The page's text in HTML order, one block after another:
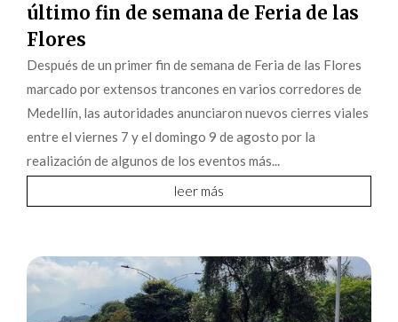
último fin de semana de Feria de las
Flores
Después de un primer fin de semana de Feria de las Flores
marcado por extensos trancones en varios corredores de
Medellín, las autoridades anunciaron nuevos cierres viales
entre el viernes 7 y el domingo 9 de agosto por la
realización de algunos de los eventos más...
leer más